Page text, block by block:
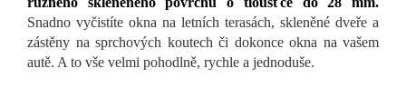
Snadno vyčistíte okna na letních terasách, skleněné dveře a
zástěny na sprchových koutech či dokonce okna na vašem
autě. A to vše velmi pohodlně, rychle a jednoduše.